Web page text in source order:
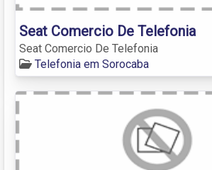
Seat Comercio De Telefonia
Seat Comercio De Telefonia
Telefonia em Sorocaba